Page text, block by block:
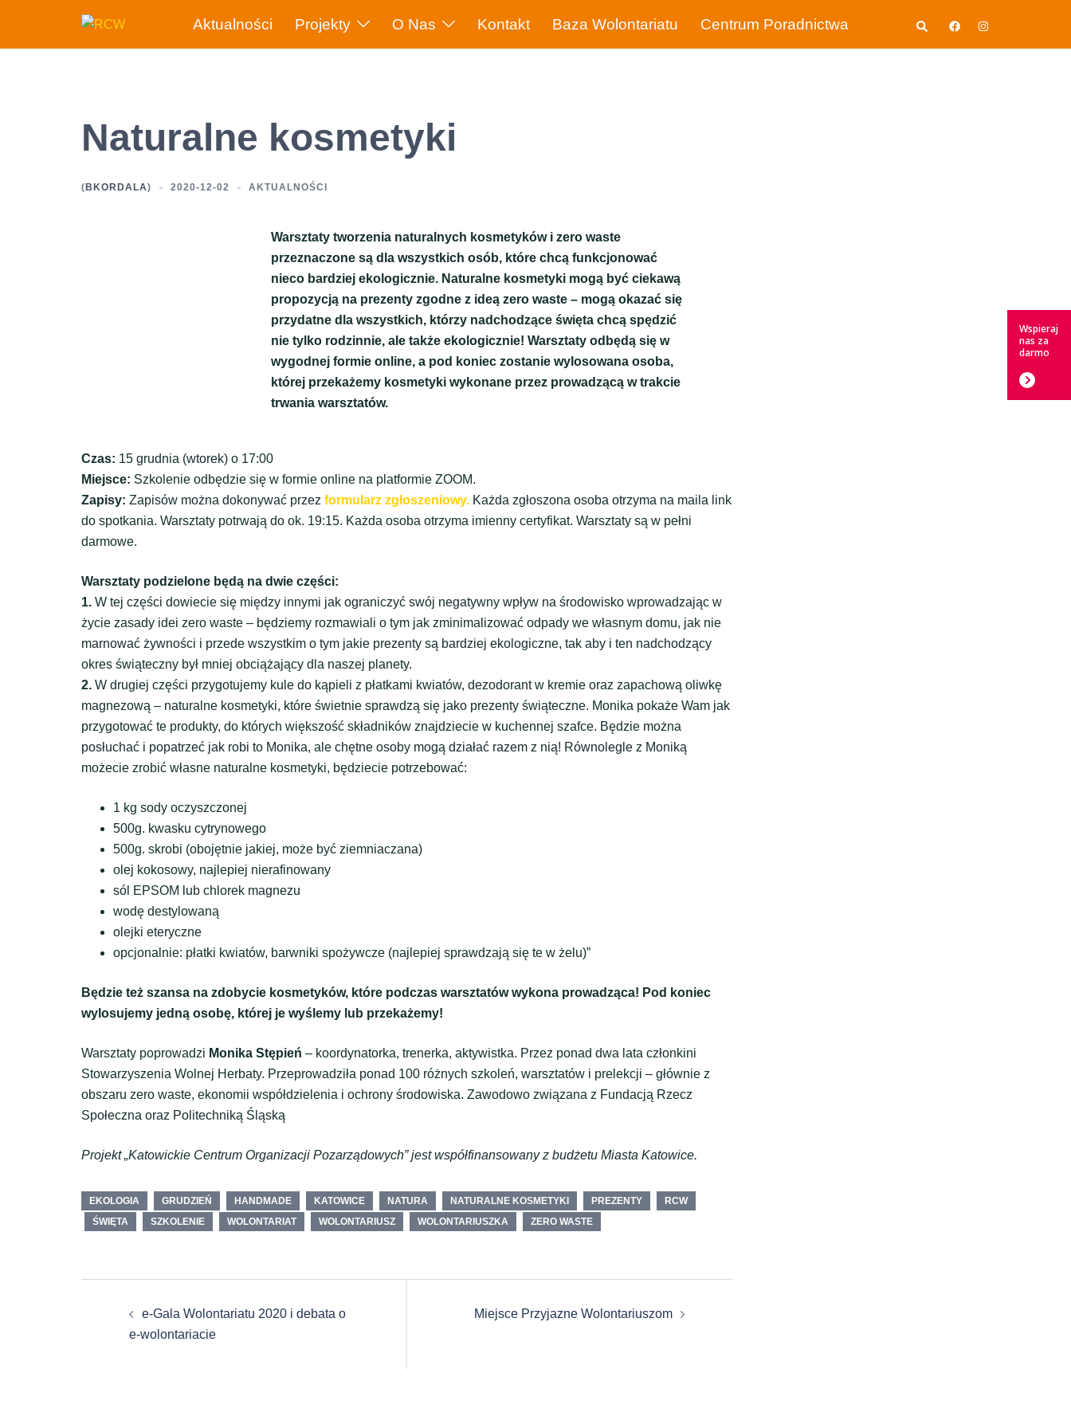
treści
Aktualności Projekty O Nas Kontakt Baza Wolontariatu Centrum Poradnictwa Wyszukiwanie
Naturalne kosmetyki
( BKORDALA) 2020-12-02 AKTUALNOŚCI
Warsztaty tworzenia naturalnych kosmetyków i zero waste
przeznaczone są dla wszystkich osób, które chcą funkcjonować
nieco bardziej ekologicznie. Naturalne kosmetyki mogą być ciekawą
propozycją na prezenty zgodne z ideą zero waste – mogą okazać się
przydatne dla wszystkich, którzy nadchodzące święta chcą spędzić
nie tylko rodzinnie, ale także ekologicznie! Warsztaty odbędą się w
wygodnej formie online, a pod koniec zostanie wylosowana osoba,
której przekażemy kosmetyki wykonane przez prowadzącą w trakcie
trwania warsztatów.
Czas: 15 grudnia (wtorek) o 17:00
Miejsce: Szkolenie odbędzie się w formie online na platformie ZOOM.
Zapisy: Zapisów można dokonywać przez formularz zgłoszeniowy. Każda zgłoszona osoba otrzyma na maila link
do spotkania. Warsztaty potrwają do ok. 19:15. Każda osoba otrzyma imienny certyfikat. Warsztaty są w pełni
darmowe.
Warsztaty podzielone będą na dwie części:
1. W tej części dowiecie się między innymi jak ograniczyć swój negatywny wpływ na środowisko wprowadzając w
życie zasady idei zero waste – będziemy rozmawiali o tym jak zminimalizować odpady we własnym domu, jak nie
marnować żywności i przede wszystkim o tym jakie prezenty są bardziej ekologiczne, tak aby i ten nadchodzący
okres świąteczny był mniej obciążający dla naszej planety.
2. W drugiej części przygotujemy kule do kąpieli z płatkami kwiatów, dezodorant w kremie oraz zapachową oliwkę
magnezową – naturalne kosmetyki, które świetnie sprawdzą się jako prezenty świąteczne. Monika pokaże Wam jak
przygotować te produkty, do których większość składników znajdziecie w kuchennej szafce. Będzie można
posłuchać i popatrzeć jak robi to Monika, ale chętne osoby mogą działać razem z nią! Równolegle z Moniką
możecie zrobić własne naturalne kosmetyki, będziecie potrzebować:
1 kg sody oczyszczonej
500g. kwasku cytrynowego
500g. skrobi (obojętnie jakiej, może być ziemniaczana)
olej kokosowy, najlepiej nierafinowany
sól EPSOM lub chlorek magnezu
wodę destylowaną
olejki eteryczne
opcjonalnie: płatki kwiatów, barwniki spożywcze (najlepiej sprawdzają się te w żelu)”
Będzie też szansa na zdobycie kosmetyków, które podczas warsztatów wykona prowadząca! Pod koniec
wylosujemy jedną osobę, której je wyślemy lub przekażemy!
Warsztaty poprowadzi Monika Stępień – koordynatorka, trenerka, aktywistka. Przez ponad dwa lata członkini
Stowarzyszenia Wolnej Herbaty. Przeprowadziła ponad 100 różnych szkoleń, warsztatów i prelekcji – głównie z
obszaru zero waste, ekonomii współdzielenia i ochrony środowiska. Zawodowo związana z Fundacją Rzecz
Społeczna oraz Politechniką Śląską
Projekt „Katowickie Centrum Organizacji Pozarządowych” jest współfinansowany z budżetu Miasta Katowice.
EKOLOGIA GRUDZIEŃ HANDMADE KATOWICE NATURA NATURALNE KOSMETYKI PREZENTY
RCW
ŚWIĘTA
SZKOLENIE WOLONTARIAT WOLONTARIUSZ WOLONTARIUSZKA ZERO WASTE
wpisy
e-Gala Wolontariatu 2020 i debata o
e-wolontariacie
Miejsce Przyjazne Wolontariuszom
Wspieraj
nas za
darmo